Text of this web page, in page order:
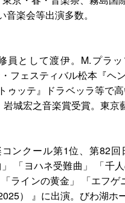
楽会等出演多数。
として渡伊。M.プラ
フェスティバル松本『
ゥッテ』ドラベッラ等
城宏之音楽賞受賞。東京
ンクール第1位、第82
「ヨハネ受難曲」 「千
ラインの黄金」 「エフ
） 』に出演。びわ湖ホ